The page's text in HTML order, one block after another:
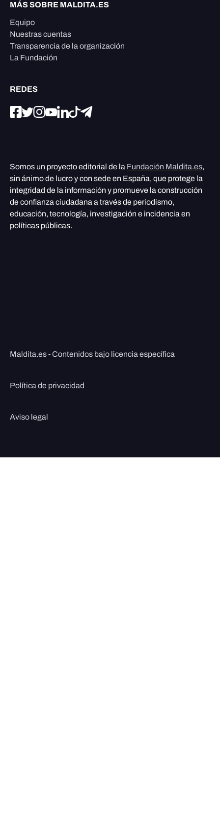
MÁS SOBRE MALDITA.ES
Equipo
Nuestras cuentas
Transparencia de la organización
La Fundación
REDES
Somos un proyecto editorial de la Fundación Maldita.es,
sin ánimo de lucro y con sede en España, que protege la
integridad de la información y promueve la construcción
de confianza ciudadana a través de periodismo,
educación, tecnología, investigación e incidencia en
políticas públicas.
Maldita.es - Contenidos bajo licencia específica
Política de privacidad
Aviso legal